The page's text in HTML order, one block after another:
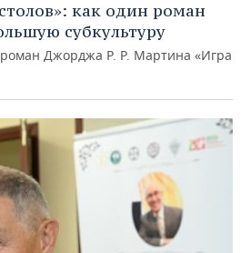
как один роман
субкультуру
Джорджа Р. Р. Мартина «Игра